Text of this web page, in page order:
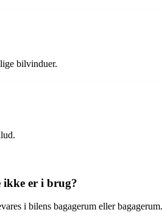
bilvinduer.
ikke er i brug?
i bilens bagagerum eller bagagerum.